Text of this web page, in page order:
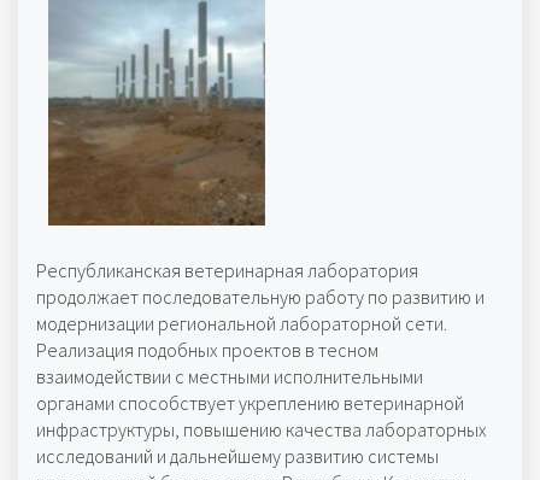
Без подписи
Республиканская ветеринарная лаборатория
продолжает последовательную работу по развитию и
модернизации региональной лабораторной сети.
Реализация подобных проектов в тесном
взаимодействии с местными исполнительными
органами способствует укреплению ветеринарной
инфраструктуры, повышению качества лабораторных
исследований и дальнейшему развитию системы